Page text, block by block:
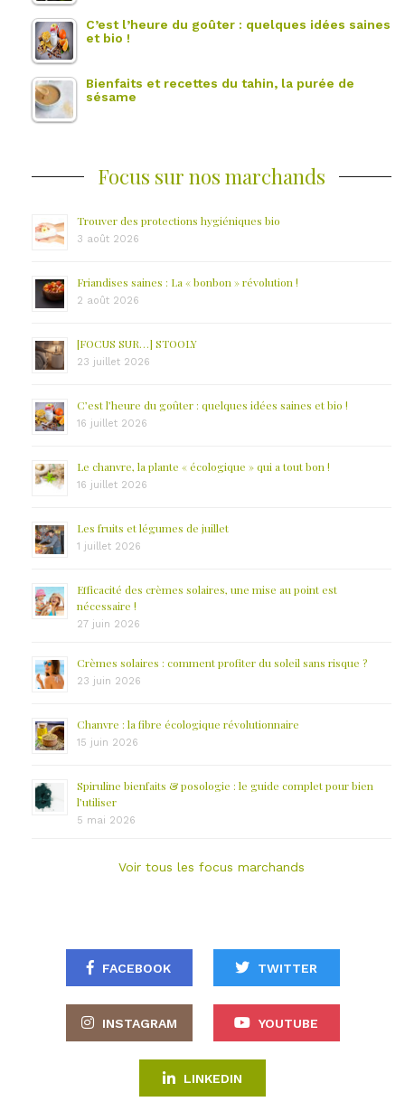
C’est l’heure du goûter : quelques idées saines
et bio !
Bienfaits et recettes du tahin, la purée de
sésame
Focus sur nos marchands
Trouver des protections hygiéniques bio
3 août 2026
Friandises saines : La « bonbon » révolution !
2 août 2026
[FOCUS SUR…] STOOLY
23 juillet 2026
C’est l’heure du goûter : quelques idées saines et bio !
16 juillet 2026
Le chanvre, la plante « écologique » qui a tout bon !
16 juillet 2026
Les fruits et légumes de juillet
1 juillet 2026
Efficacité des crèmes solaires, une mise au point est
nécessaire !
27 juin 2026
Crèmes solaires : comment profiter du soleil sans risque ?
23 juin 2026
Chanvre : la fibre écologique révolutionnaire
15 juin 2026
Spiruline bienfaits & posologie : le guide complet pour bien
l’utiliser
5 mai 2026
Voir tous les focus marchands
FACEBOOK TWITTER
INSTAGRAM YOUTUBE
LINKEDIN